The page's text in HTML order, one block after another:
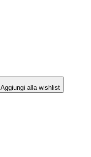
Aggiungi alla wishlist